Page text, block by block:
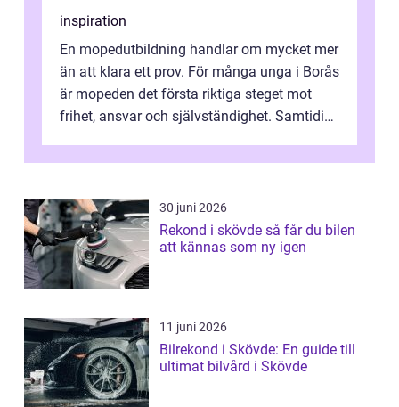
inspiration
En mopedutbildning handlar om mycket mer
än att klara ett prov. För många unga i Borås
är mopeden det första riktiga steget mot
frihet, ansvar och självständighet. Samtidigt
30 juni 2026
Rekond i skövde så får du bilen
att kännas som ny igen
11 juni 2026
Bilrekond i Skövde: En guide till
ultimat bilvård i Skövde